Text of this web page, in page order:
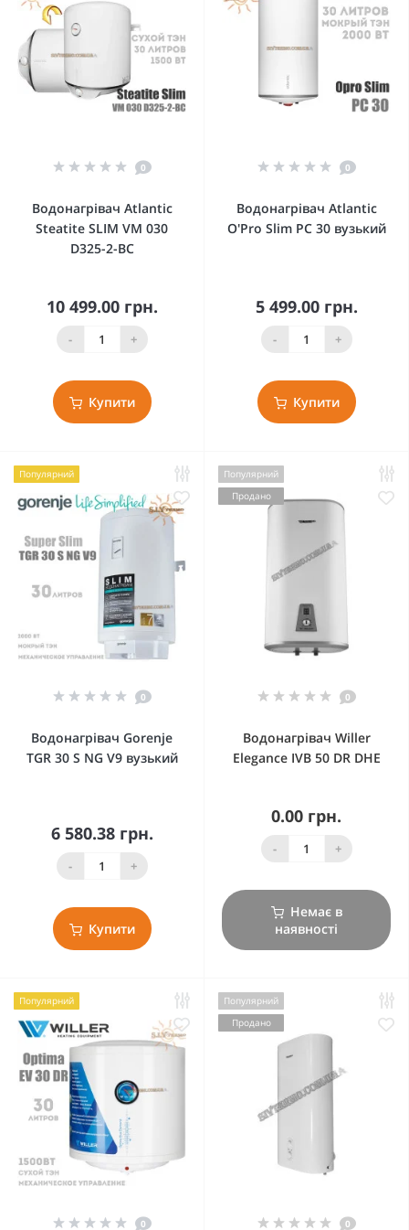
0
Водонагрівач Atlantic
Steatite SLIM VM 030
D325-2-BC
10 499.00 грн.
- +
Купити
0
Водонагрівач Atlantic
O'Pro Slim PC 30 вузький
5 499.00 грн.
- +
Купити
Популярний
0
Водонагрівач Gorenje
TGR 30 S NG V9 вузький
6 580.38 грн.
- +
Купити
Популярний
Продано
0
Водонагрівач Willer
Elegance IVB 50 DR DHE
0.00 грн.
- +
Немає в
наявності
Популярний
0
Популярний
Продано
0